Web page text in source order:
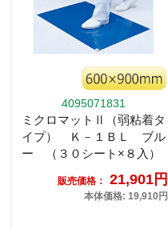
4095071831
ミクロマットⅡ（弱粘着タ
イプ） Ｋ－１ＢＬ ブル
ー （３０シート×８入）
販売価格： 21,901円
本体価格: 19,910円